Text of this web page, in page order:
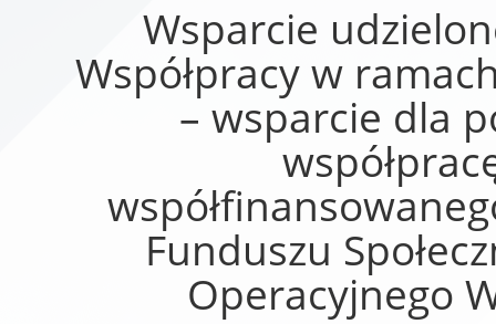
Wsparcie
Współpracy w
– wsparcie dla
Funduszu
Operacyjnego